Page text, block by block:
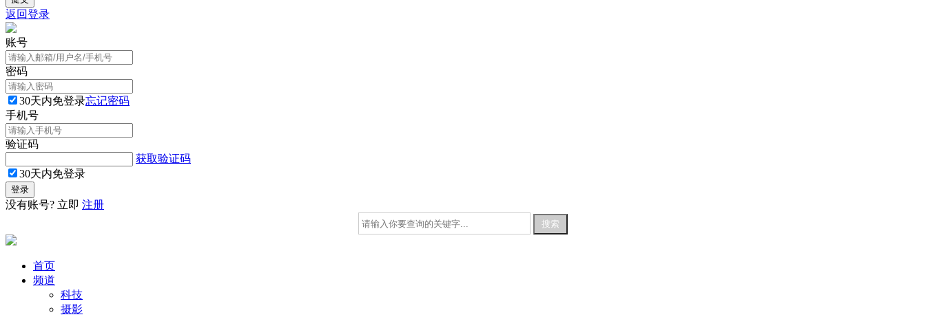
返回登录
账号
密码
30天内免登录忘记密码
手机号
验证码
获取验证码
30天内免登录
没有账号? 立即 注册
首页
频道
科技
摄影